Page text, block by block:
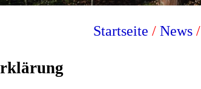
Startseite / News /